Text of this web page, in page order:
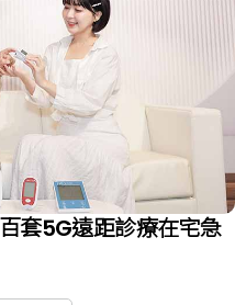
套5G遠距診療在宅急